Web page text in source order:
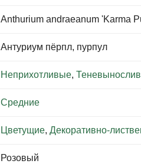
Anthurium andraeanum 'Karma
Антуриум пёрпл, пурпул
Неприхотливые,
Средние
Цветущие, Декоративно-
Розовый